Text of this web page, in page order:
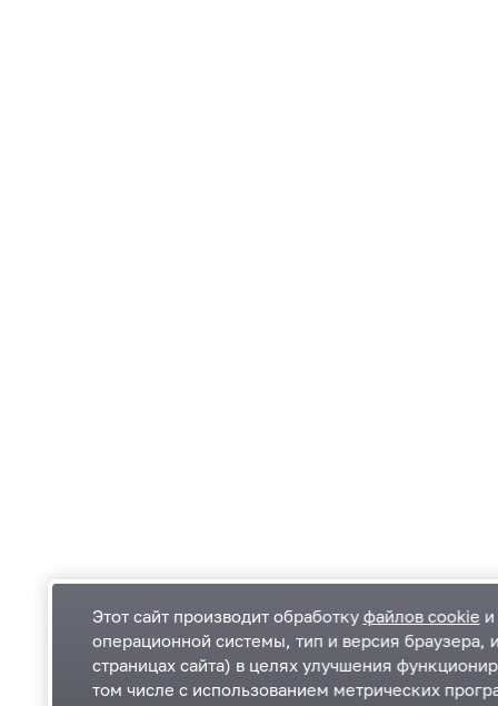
Одинцовский городской округ Московской
области
Этот сайт производит обработку файлов cookie
операционной системы, тип и версия браузера,
страницах сайта) в целях улучшения
том числе с использованием метрических